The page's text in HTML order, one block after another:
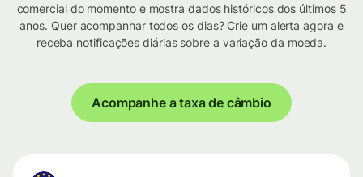
comercial do momento e mostra dados históricos dos últimos 5
anos. Quer acompanhar todos os dias? Crie um alerta agora e
receba notificações diárias sobre a variação da moeda.
Acompanhe a taxa de câmbio